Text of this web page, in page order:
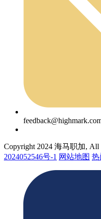
Copyright 2024 海马职加, All
2024052546号-1 网站地图 热